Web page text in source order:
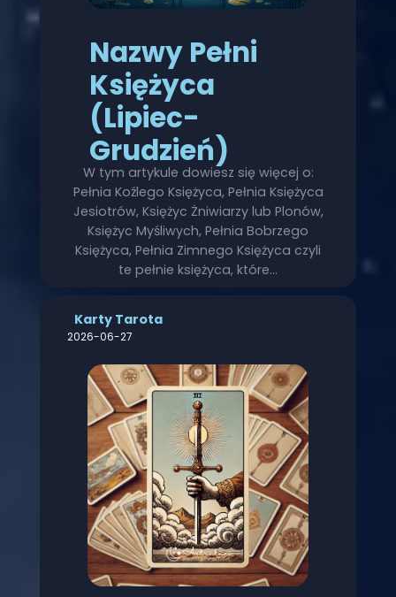
Nazwy Pełni
Księżyca
(Lipiec-
Grudzień)
W tym artykule dowiesz się więcej o:
Pełnia Koźlego Księżyca, Pełnia Księżyca
Jesiotrów, Księżyc Żniwiarzy lub Plonów,
Księżyc Myśliwych, Pełnia Bobrzego
Księżyca, Pełnia Zimnego Księżyca czyli
te pełnie księżyca, które…
Karty Tarota
2026-06-27